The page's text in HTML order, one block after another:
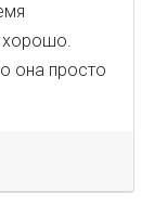
хорошо.
она просто